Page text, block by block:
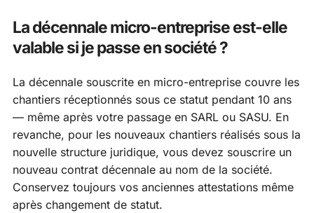
La décennale micro-entreprise est-elle
valable si je passe en société ?
La décennale souscrite en micro-entreprise couvre les
chantiers réceptionnés sous ce statut pendant 10 ans
— même après votre passage en SARL ou SASU. En
revanche, pour les nouveaux chantiers réalisés sous la
nouvelle structure juridique, vous devez souscrire un
nouveau contrat décennale au nom de la société.
Conservez toujours vos anciennes attestations même
après changement de statut.